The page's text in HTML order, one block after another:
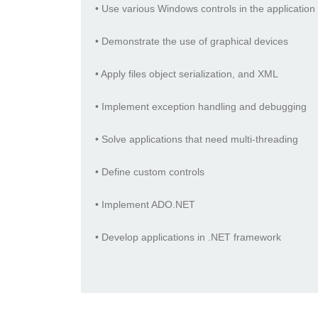
• Use various Windows controls in the application
• Demonstrate the use of graphical devices
• Apply files object serialization, and XML
• Implement exception handling and debugging
• Solve applications that need multi-threading
• Define custom controls
• Implement ADO.NET
• Develop applications in .NET framework